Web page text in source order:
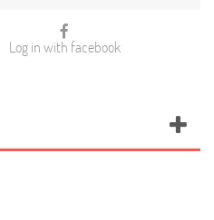
Log in with facebook